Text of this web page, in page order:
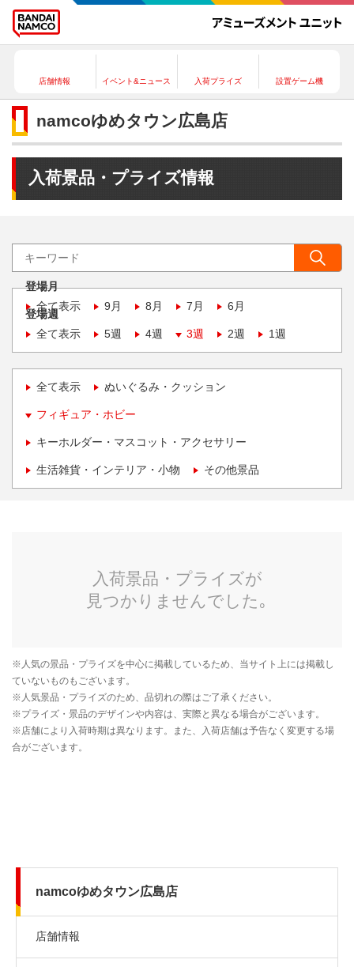
店舗情報 イベント&ニュース 入荷プライズ 設置ゲーム機
namcoゆめタウン広島店
入荷景品・プライズ情報
登場月
全て表示
9月 8月 7月 6月
登場週
全て表示
5週 4週 3週 2週 1週
全て表示 ぬいぐるみ・クッション
フィギュア・ホビー
キーホルダー・マスコット・アクセサリー
生活雑貨・インテリア・小物 その他景品
namcoゆめタウン広島店
店舗情報